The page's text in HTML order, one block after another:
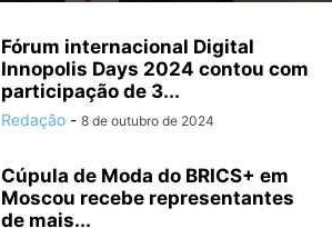
Fórum internacional Digital
Innopolis Days 2024 contou com
participação de 3...
Redação - 8 de outubro de 2024
Cúpula de Moda do BRICS+ em
Moscou recebe representantes
de mais...